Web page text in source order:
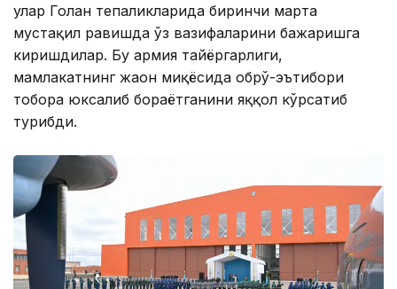
улар Голан тепаликларида биринчи марта
мустақил равишда ўз вазифаларини бажаришга
киришдилар. Бу армия тайёргарлиги,
мамлакатнинг жаҳон миқёсида обрў-эътибори
тобора юксалиб бораётганини яққол кўрсатиб
турибди.